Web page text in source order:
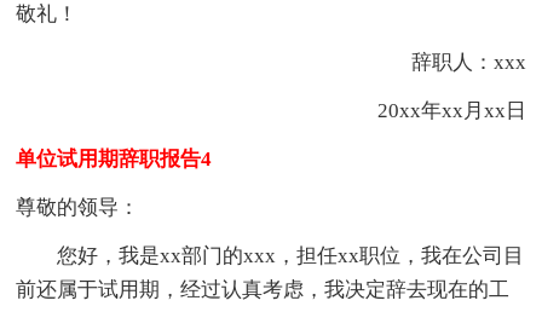
敬礼！
辞职人：xxx
20xx年xx月xx日
单位试用期辞职报告4
尊敬的领导：
您好，我是xx部门的xxx，担任xx职位，我在公司目
前还属于试用期，经过认真考虑，我决定辞去现在的工